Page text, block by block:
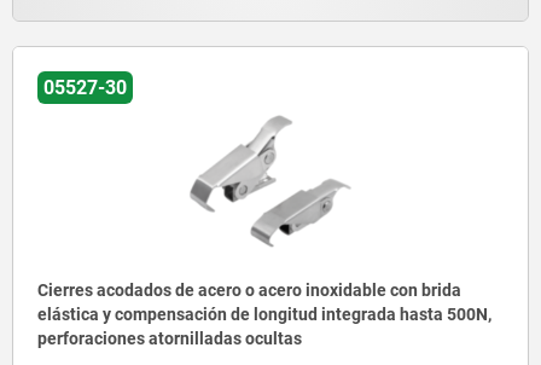
05527-30
Cierres acodados de acero o acero inoxidable con brida
elástica y compensación de longitud integrada hasta 500N,
perforaciones atornilladas ocultas